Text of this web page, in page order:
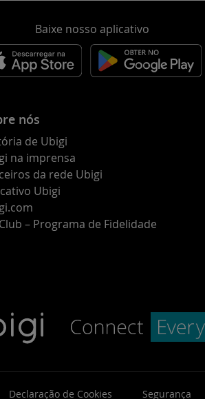
Baixe nosso aplicativo
nós
de Ubigi
na imprensa
da rede Ubigi
Ubigi
– Programa de Fidelidade
Declaração de Cookies Segurança